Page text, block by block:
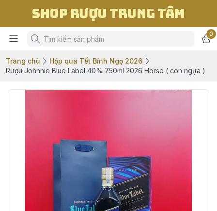
Shop Rượu Trung Tâm
0
Trang chủ
Hộp quà Tết Bính Ngọ 2026
Rượu Johnnie Blue Label 40% 750ml 2026 Horse ( con ngựa )